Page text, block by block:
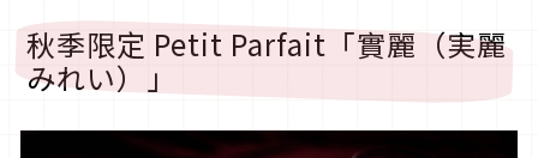
秋季限定 Petit Parfait「實麗（実麗
みれい）」